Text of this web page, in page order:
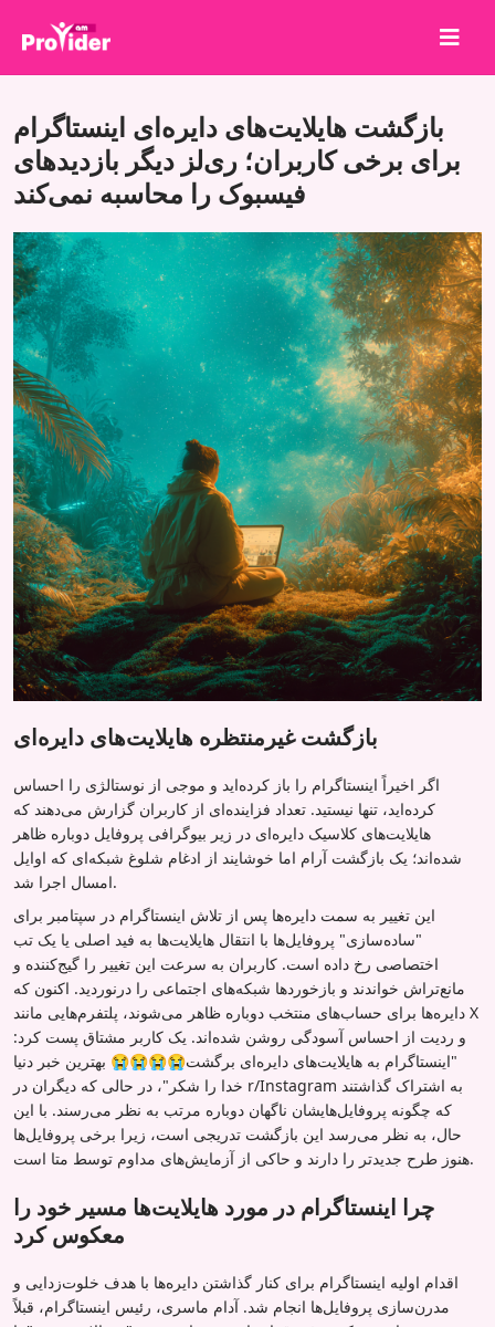
درباره ما
ورود
ثبت نام
خدمات
API
شرایط
بلاگ
بازگشت هایلایت‌های دایره‌ای اینستاگرام
برای برخی کاربران؛ ری‌لز دیگر بازدیدهای
فیسبوک را محاسبه نمی‌کند
بازگشت غیرمنتظره هایلایت‌های دایره‌ای
اگر اخیراً اینستاگرام را باز کرده‌اید و موجی از نوستالژی را احساس
کرده‌اید، تنها نیستید. تعداد فزاینده‌ای از کاربران گزارش می‌دهند که
هایلایت‌های کلاسیک دایره‌ای در زیر بیوگرافی پروفایل دوباره ظاهر
شده‌اند؛ یک بازگشت آرام اما خوشایند از ادغام شلوغ شبکه‌ای که اوایل
امسال اجرا شد.
این تغییر به سمت دایره‌ها پس از تلاش اینستاگرام در سپتامبر برای
"ساده‌سازی" پروفایل‌ها با انتقال هایلایت‌ها به فید اصلی یا یک تب
اختصاصی رخ داده است. کاربران به سرعت این تغییر را گیج‌کننده و
مانع‌تراش خواندند و بازخوردها شبکه‌های اجتماعی را درنوردید. اکنون که
دایره‌ها برای حساب‌های منتخب دوباره ظاهر می‌شوند، پلتفرم‌هایی مانند X
و ردیت از احساس آسودگی روشن شده‌اند. یک کاربر مشتاق پست کرد:
"اینستاگرام به هایلایت‌های دایره‌ای برگشت😭😭😭😭 بهترین خبر دنیا
خدا را شکر"، در حالی که دیگران در r/Instagram به اشتراک گذاشتند
که چگونه پروفایل‌هایشان ناگهان دوباره مرتب به نظر می‌رسند. با این
حال، به نظر می‌رسد این بازگشت تدریجی است، زیرا برخی پروفایل‌ها
هنوز طرح جدیدتر را دارند و حاکی از آزمایش‌های مداوم توسط متا است.
چرا اینستاگرام در مورد هایلایت‌ها مسیر خود را
معکوس کرد
اقدام اولیه اینستاگرام برای کنار گذاشتن دایره‌ها با هدف خلوت‌زدایی و
مدرن‌سازی پروفایل‌ها انجام شد. آدام ماسری، رئیس اینستاگرام، قبلاً